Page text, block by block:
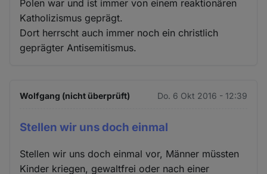
Polen war und ist immer von einem reaktionären
Katholizismus geprägt.
Dort herrscht auch immer noch ein christlich
geprägter Antisemitismus.
Wolfgang (nicht überprüft) Do. 6 Okt 2016 - 12:39
Stellen wir uns doch einmal
Stellen wir uns doch einmal vor, Männer müssten
Kinder kriegen, gewaltfrei oder nach einer